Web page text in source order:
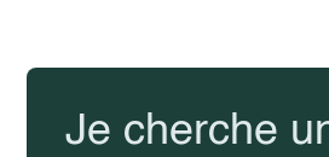
Je cherche